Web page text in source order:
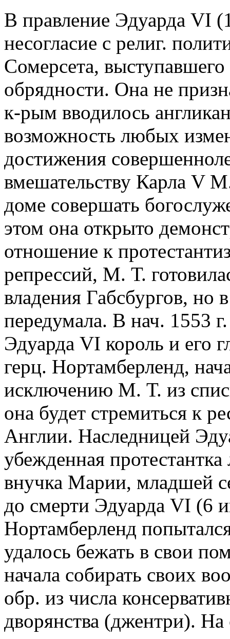
В правление Эдуарда VI
несогласие с религ.
Сомерсета, выступавшего
обрядности. Она не
к-рым вводилось
возможность любых
достижения
вмешательству Карла V
доме совершать
этом она открыто
отношение к
репрессий, М. Т.
владения Габсбургов, но
передумала. В нач. 1553
Эдуарда VI король и его
герц. Нортамберленд,
исключению М. Т. из
она будет стремиться к
Англии. Наследницей
убежденная
внучка Марии, младшей
до смерти Эдуарда VI (6
Нортамберленд
удалось бежать в свои
начала собирать своих
обр. из числа
дворянства (джентри).